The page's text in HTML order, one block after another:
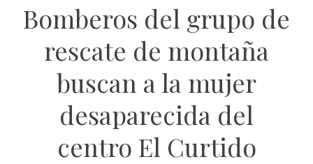
Bomberos del grupo de
rescate de montaña
buscan a la mujer
desaparecida del
centro El Curtido